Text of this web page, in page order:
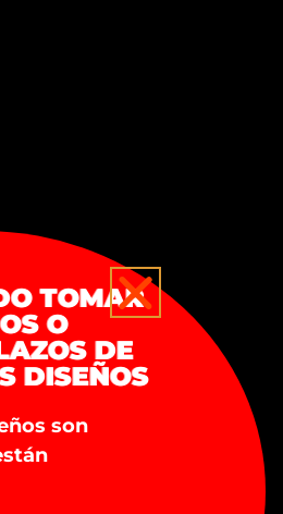
O
DE
DISEÑOS
son
TOMAR
O
DE
DISEÑOS
son